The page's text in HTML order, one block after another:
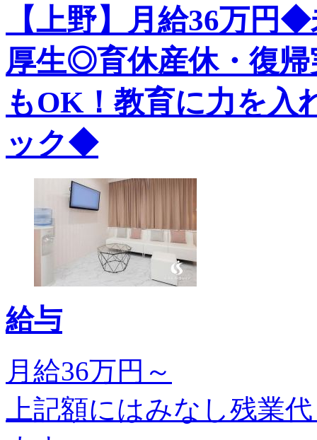
【上野】月給36万円
厚生◎育休産休・復
もOK！教育に力を入
ック◆
給与
月給36万円～
上記額にはみなし残業